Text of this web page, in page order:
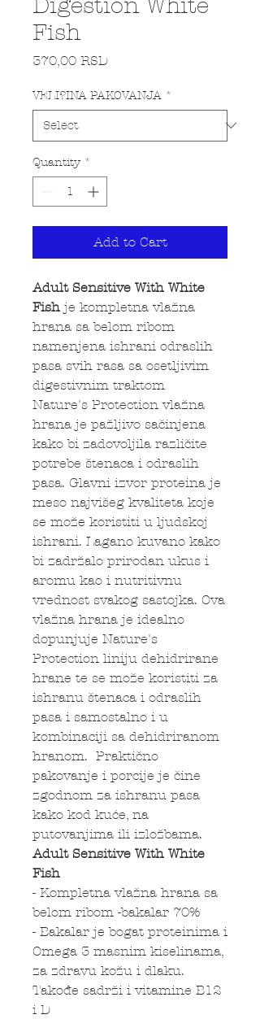
Digestion White
Fish
370,00 RSDPrice
VELI?INA PAKOVANJA *
Quantity *
Add to Cart
Adult Sensitive With White
Fish je kompletna vlažna
hrana sa belom ribom
namenjena ishrani odraslih
pasa svih rasa sa osetljivim
digestivnim traktom
Nature's Protection vlažna
hrana je pažljivo sačinjena
kako bi zadovoljila različite
potrebe štenaca i odraslih
pasa. Glavni izvor proteina je
meso najvišeg kvaliteta koje
se može koristiti u ljudskoj
ishrani. Lagano kuvano kako
bi zadržalo prirodan ukus i
aromu kao i nutritivnu
vrednost svakog sastojka. Ova
vlažna hrana je idealno
dopunjuje Nature's
Protection liniju dehidrirane
hrane te se može koristiti za
ishranu štenaca i odraslih
pasa i samostalno i u
kombinaciji sa dehidriranom
hranom. Praktično
pakovanje i porcije je čine
zgodnom za ishranu pasa
kako kod kuće, na
putovanjima ili izložbama.
Adult Sensitive With White
Fish
- Kompletna vlažna hrana sa
belom ribom -bakalar 70%
- Bakalar je bogat proteinima i
Omega 3 masnim kiselinama,
za zdravu kožu i dlaku.
Takođe sadrži i vitamine B12
i D